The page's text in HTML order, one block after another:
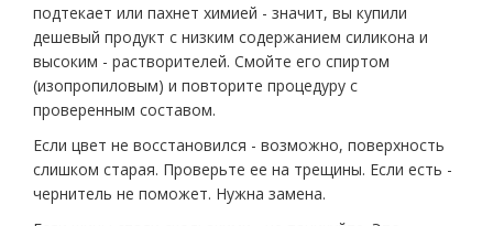
подтекает или пахнет химией - значит, вы купили
дешевый продукт с низким содержанием силикона и
высоким - растворителей. Смойте его спиртом
(изопропиловым) и повторите процедуру с
проверенным составом.
Если цвет не восстановился - возможно, поверхность
слишком старая. Проверьте ее на трещины. Если есть -
чернитель не поможет. Нужна замена.